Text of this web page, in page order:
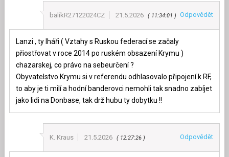
balíkR27122024CZ 21.5.2026 11:34:01 Odpovědět
Lanzi , ty lháři ( Vztahy s Ruskou federací se začaly
přiostřovat v roce 2014 po ruském obsazení Krymu )
chazarskej, co právo na sebeurčení ?
Obyvatelstvo Krymu si v referendu odhlasovalo připojení k RF,
to aby je ti milí a hodní banderovci nemohli tak snadno zabíjet
jako lidi na Donbase, tak drž hubu ty dobytku !!
K. Kraus 21.5.2026 12:27:26 Odpovědět